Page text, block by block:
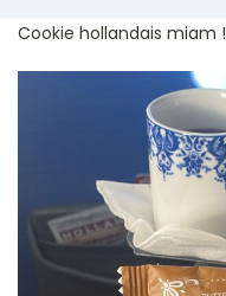
Cookie hollandais miam !